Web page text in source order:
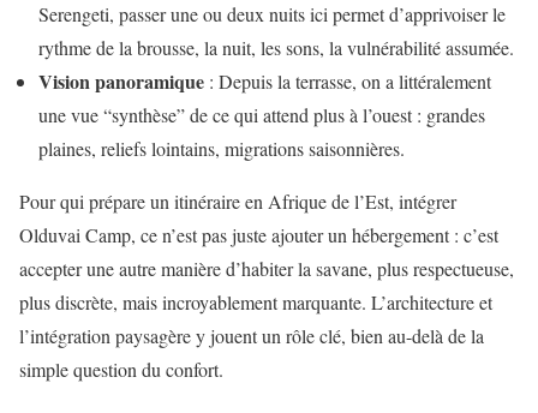
Serengeti, passer une ou deux nuits ici permet d’apprivoiser le
rythme de la brousse, la nuit, les sons, la vulnérabilité assumée.
Vision panoramique : Depuis la terrasse, on a littéralement
une vue “synthèse” de ce qui attend plus à l’ouest : grandes
plaines, reliefs lointains, migrations saisonnières.
Pour qui prépare un itinéraire en Afrique de l’Est, intégrer
Olduvai Camp, ce n’est pas juste ajouter un hébergement : c’est
accepter une autre manière d’habiter la savane, plus respectueuse,
plus discrète, mais incroyablement marquante. L’architecture et
l’intégration paysagère y jouent un rôle clé, bien au-delà de la
simple question du confort.